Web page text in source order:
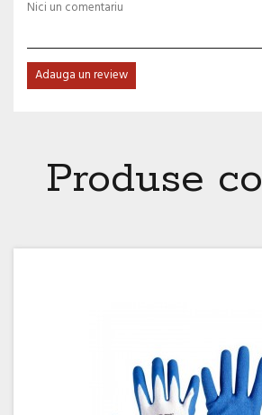
Nici un comentariu
Adauga un review
Produse